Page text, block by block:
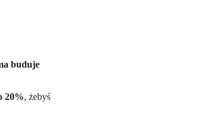
buduje
20%, żebyś